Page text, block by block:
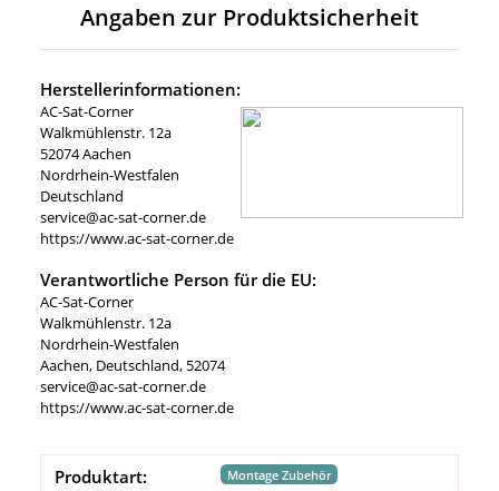
Angaben zur Produktsicherheit
Herstellerinformationen:
AC-Sat-Corner
Walkmühlenstr. 12a
52074 Aachen
Nordrhein-Westfalen
Deutschland
service@ac-sat-corner.de
https://www.ac-sat-corner.de
Verantwortliche Person für die EU:
AC-Sat-Corner
Walkmühlenstr. 12a
Nordrhein-Westfalen
Aachen, Deutschland, 52074
service@ac-sat-corner.de
https://www.ac-sat-corner.de
Produktart: Montage Zubehör